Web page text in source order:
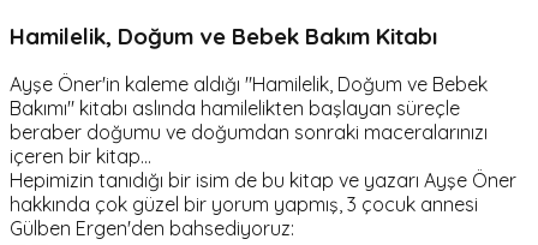
Hamilelik, Doğum ve Bebek Bakım Kitabı
Ayşe Öner'in kaleme aldığı "Hamilelik, Doğum ve Bebek
Bakımı" kitabı aslında hamilelikten başlayan süreçle
beraber doğumu ve doğumdan sonraki maceralarınızı
içeren bir kitap...
Hepimizin tanıdığı bir isim de bu kitap ve yazarı Ayşe Öner
hakkında çok güzel bir yorum yapmış, 3 çocuk annesi
Gülben Ergen'den bahsediyoruz: